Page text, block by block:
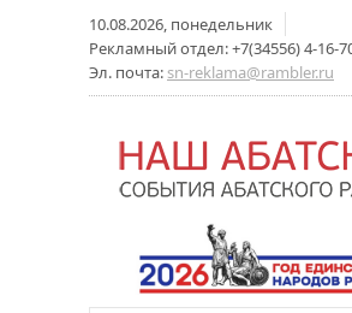
10.08.2026, понедельник
Рекламный отдел: +7(34556) 4-16-
Эл. почта: sn-reklama@rambler.ru